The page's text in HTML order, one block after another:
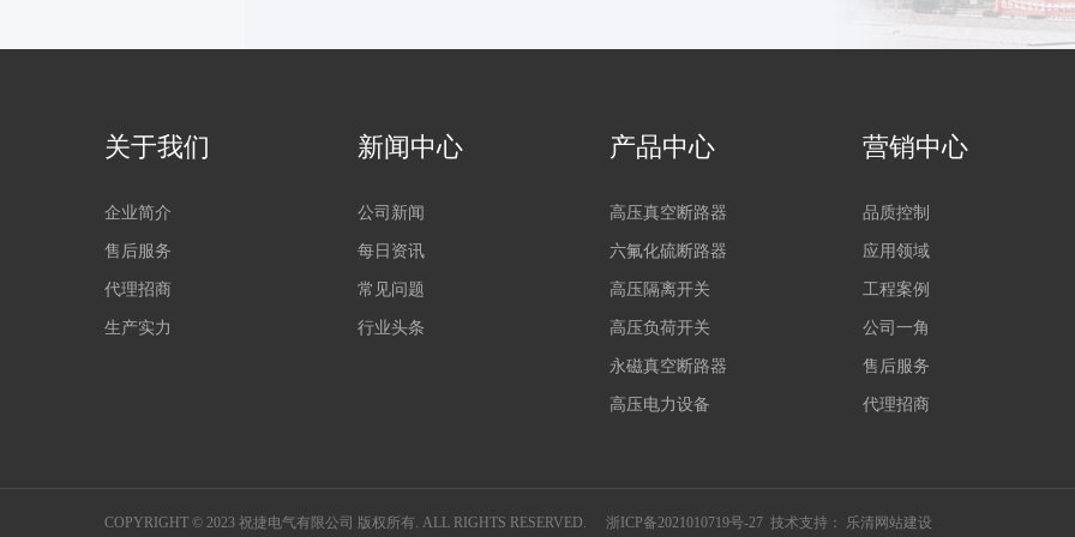
关于我们
企业简介
售后服务
代理招商
生产实力
新闻中心
公司新闻
每日资讯
常见问题
行业头条
产品中心
高压真空断路器
六氟化硫断路器
高压隔离开关
高压负荷开关
永磁真空断路器
高压电力设备
营销中心
品质控制
应用领域
工程案例
公司一角
售后服务
代理招商
COPYRIGHT © 2023 祝捷电气有限公司 版权所有. ALL RIGHTS RESERVED. 浙ICP备2021010719号-27 技术支持： 乐清网站建设